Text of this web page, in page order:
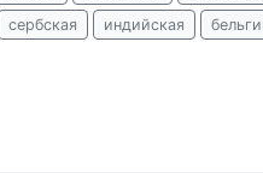
сербская индийская